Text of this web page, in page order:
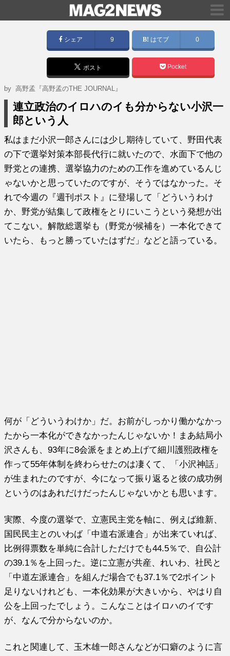
シェア 9 はてブ 0
ポスト Pocket
by高野孟『高野孟のTHE JOURNAL』
連立政治のイロハのイも分からない小沢一
郎という人
私はまだ小沢一郎さんには少し期待していて、野田代表
の下で選挙対策本部長代行に就いたので、水面下で他の
野党との連携、選挙協力のための工作を進めているんじ
ゃないかと思っていたのですが、そうではなかった。そ
れで今週の『週刊ポスト』に登場して「どういうわけ
か、野党が結集して政権をとりにいこうという発想が出
てこない。解散総選挙も（野党が候補を）一本化できて
いたら、もっと勝っていたはずだ」などと語っている。
何が「どういうわけか」だ。お前がしっかり働かなかっ
たから一本化ができなかったんじゃないか！まあ結局小
沢さんも、93年に8会派をまとめ上げて細川護熙政権を
作って55年体制を終わらせたのは凄くて、「小沢神話」
が生まれたのですが、今になって振り返ると彼の成功例
というのはあれだけだったんじゃないかとも思います。
実際、今度の選挙で、立憲民主党を軸に、例えば維新、
国民民主とのいわば「中道右派連合」が出来ていれば、
比例得票数を単純に合計しただけでも44.5％で、自公計
の39.1％を上回った。逆に立憲が共産、れいわ、社民と
「中道左派連合」を組んだ場合でも37.1％で2ポイント
足りないけれども、一本化効果が大きいから、やはり自
公を上回ったでしょう。こんなことはイロハのイです
が、なんで分からないのか。
これと関連して、玉木雄一郎さんなどが口癖のように言